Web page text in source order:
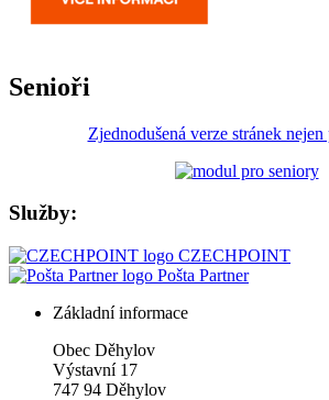
Senioři
Zjednodušená verze stránek
Služby:
CZECHPOINT
Pošta Partner
Základní informace
Obec Děhylov
Výstavní 17
747 94 Děhylov